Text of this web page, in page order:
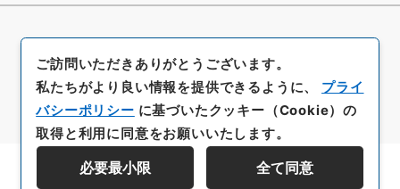
ご訪問いただきありがとうございます。
私たちがより良い情報を提供できるように、 プライ
バシーポリシー に基づいたクッキー（Cookie）の
取得と利用に同意をお願いいたします。
必要最小限 全て同意